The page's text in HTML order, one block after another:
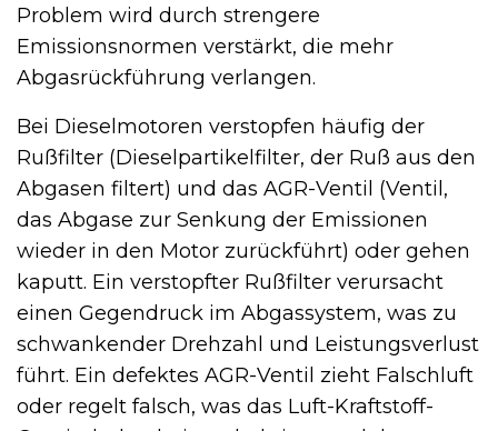
Problem wird durch strengere
Emissionsnormen verstärkt, die mehr
Abgasrückführung verlangen.
Bei Dieselmotoren verstopfen häufig der
Rußfilter (Dieselpartikelfilter, der Ruß aus den
Abgasen filtert) und das AGR-Ventil (Ventil,
das Abgase zur Senkung der Emissionen
wieder in den Motor zurückführt) oder gehen
kaputt. Ein verstopfter Rußfilter verursacht
einen Gegendruck im Abgassystem, was zu
schwankender Drehzahl und Leistungsverlust
führt. Ein defektes AGR-Ventil zieht Falschluft
oder regelt falsch, was das Luft-Kraftstoff-